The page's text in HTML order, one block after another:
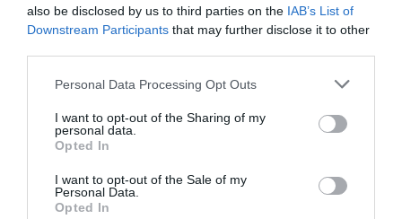
also be disclosed by us to third parties on the IAB’s List of
Downstream Participants that may further disclose it to other
Personal Data Processing Opt Outs
I want to opt-out of the Sharing of my
personal data.
Opted In
I want to opt-out of the Sale of my
Personal Data.
Opted In
Potrivit acestuia, şi noua lege ar putea introduce o
cumpăra cei care desfăşoară activitate agricola
n.red), va exista un drept de preemţiune pentru cei ce
se învecinează cu latura cea mai mare a terenului (de
vânzare n. red.), dar şi dreptului statului de a